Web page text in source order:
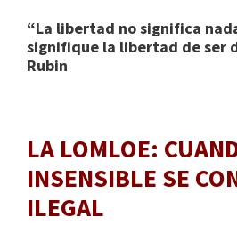
“La libertad no significa
signifique la libertad de ser
Rubin
LA LOMLOE:
INSENSIBLE SE
ILEGAL